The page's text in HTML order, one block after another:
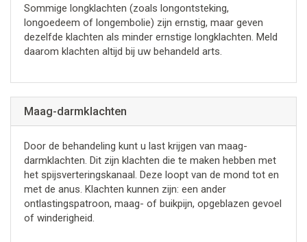
Sommige longklachten (zoals longontsteking,
longoedeem of longembolie) zijn ernstig, maar geven
dezelfde klachten als minder ernstige longklachten. Meld
daarom klachten altijd bij uw behandeld arts.
Maag-darmklachten
Door de behandeling kunt u last krijgen van maag-
darmklachten. Dit zijn klachten die te maken hebben met
het spijsverteringskanaal. Deze loopt van de mond tot en
met de anus. Klachten kunnen zijn: een ander
ontlastingspatroon, maag- of buikpijn, opgeblazen gevoel
of winderigheid.